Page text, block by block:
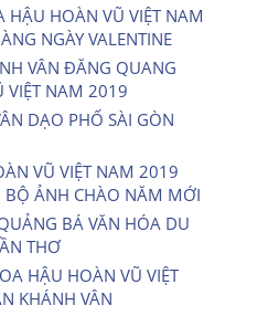
HẬU HOÀN VŨ VIỆT NAM
NGÀY VALENTINE
VÂN ĐĂNG QUANG
VIỆT NAM 2019
DẠO PHỐ SÀI GÒN
VŨ VIỆT NAM 2019
BỘ ẢNH CHÀO NĂM MỚI
BÁ VĂN HÓA DU
THƠ
HẬU HOÀN VŨ VIỆT
KHÁNH VÂN